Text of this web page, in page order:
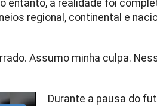
entanto, a realidade foi
regional, continental e
Assumo minha culpa.
Durante a pausa do